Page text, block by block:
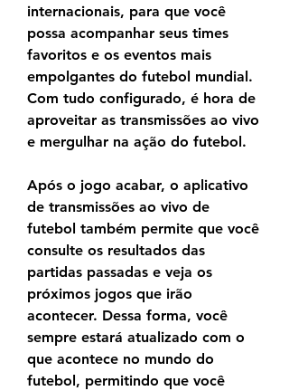
internacionais, para que você
possa acompanhar seus times
favoritos e os eventos mais
empolgantes do futebol mundial.
Com tudo configurado, é hora de
aproveitar as transmissões ao vivo
e mergulhar na ação do futebol.
Após o jogo acabar, o aplicativo
de transmissões ao vivo de
futebol também permite que você
consulte os resultados das
partidas passadas e veja os
próximos jogos que irão
acontecer. Dessa forma, você
sempre estará atualizado com o
que acontece no mundo do
futebol, permitindo que você